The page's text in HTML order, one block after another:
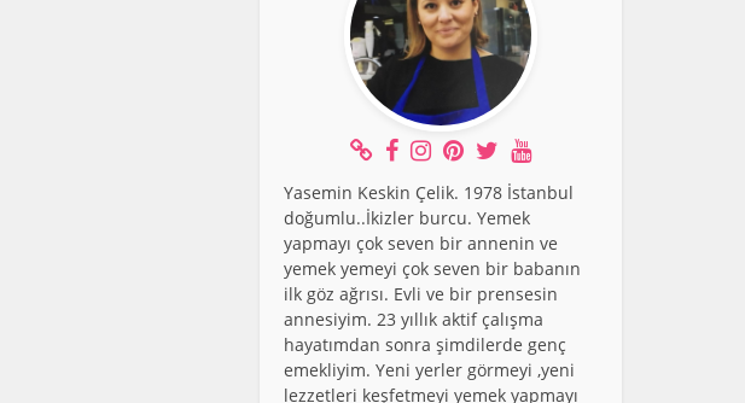
Yasemin Keskin Çelik. 1978 İstanbul
doğumlu..İkizler burcu. Yemek
yapmayı çok seven bir annenin ve
yemek yemeyi çok seven bir babanın
ilk göz ağrısı. Evli ve bir prensesin
annesiyim. 23 yıllık aktif çalışma
hayatımdan sonra şimdilerde genç
emekliyim. Yeni yerler görmeyi ,yeni
lezzetleri keşfetmeyi yemek yapmayı